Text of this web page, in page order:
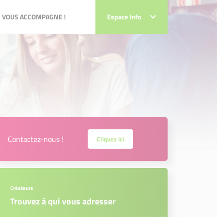
ACCOMPAGNE ! Espace Info
ACCOMPAGNE ! Espace Info
Contactez-nous ! Cliquez ici
Créateurs
Trouvez à qui vous adresser